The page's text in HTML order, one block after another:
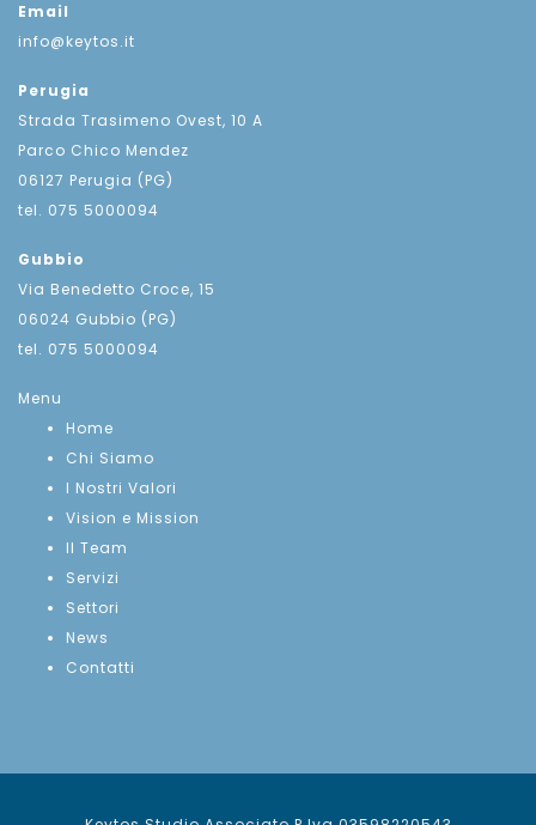
Email
info@keytos.it
Perugia
Strada Trasimeno Ovest, 10 A
Parco Chico Mendez
06127 Perugia (PG)
tel. 075 5000094
Gubbio
Via Benedetto Croce, 15
06024 Gubbio (PG)
tel. 075 5000094
Menu
Home
Chi Siamo
I Nostri Valori
Vision e Mission
Il Team
Servizi
Settori
News
Contatti